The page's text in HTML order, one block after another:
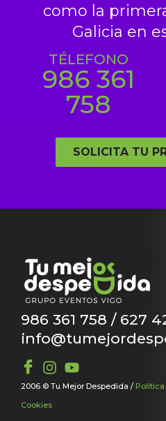
como la
Galicia en
TÉLEFONO
986 361
758
SOLICITA TU
986 361 758 / 627
2006 © Tu Mejor Despedida /
Cookies